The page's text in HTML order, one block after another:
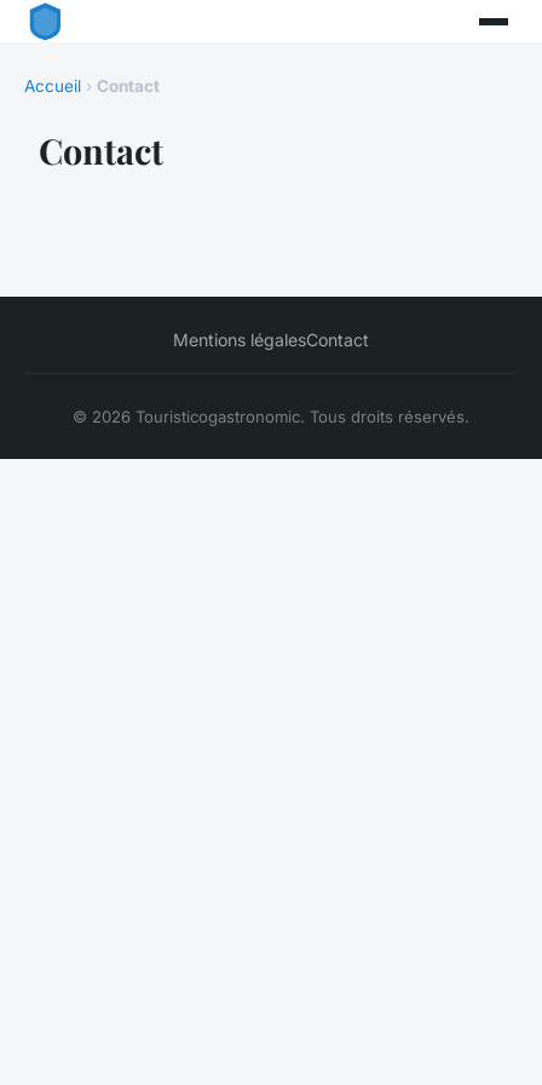
Accueil › Contact
Contact
Mentions légalesContact
© 2026 Touristicogastronomic. Tous droits réservés.